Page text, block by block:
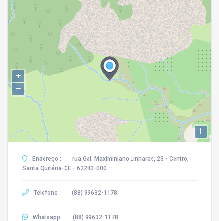
+
−
i
Endereço :
rua Gal. Maximiniano Linhares, 23 - Centro,
Santa Quitéria-CE - 62280-000
Telefone : (88) 99632-1178
Whatsapp: (88) 99632-1178